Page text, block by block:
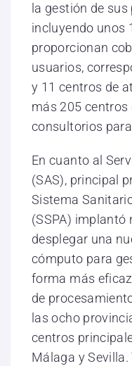
la gestión de
incluyendo unos
proporcionan
usuarios,
y 11 centros de
más 205 centros
consultorios
En cuanto al
(SAS), principal
Sistema
(SSPA) implantó
desplegar una
cómputo para
forma más
de
las ocho
centros
Málaga y